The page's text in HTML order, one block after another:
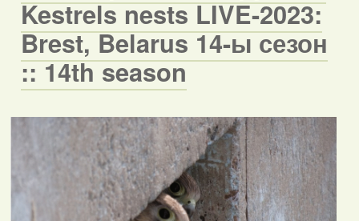
Kestrels nests LIVE-2023:
Brest, Belarus 14-ы сезон
:: 14th season